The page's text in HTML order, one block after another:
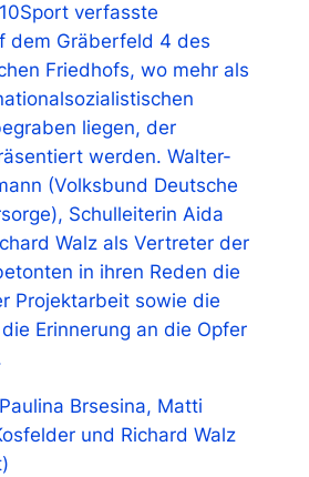
verfasste
dem Gräberfeld 4 des
Friedhofs, wo mehr als
liegen, der
werden. Walter-
(Volksbund Deutsche
Schulleiterin Aida
Walz als Vertreter der
in ihren Reden die
Projektarbeit sowie die
Erinnerung an die Opfer
Brsesina, Matti
und Richard Walz